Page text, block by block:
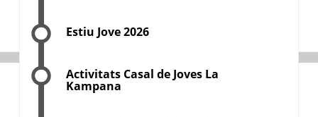
Estiu Jove 2026
Activitats Casal de Joves La
Kampana